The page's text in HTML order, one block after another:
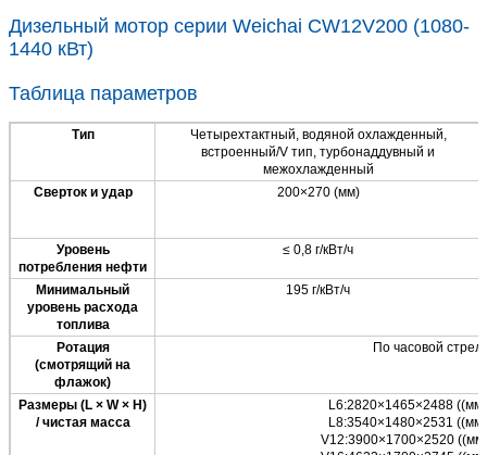
Дизельный мотор серии Weichai CW12V200 (1080-
1440 кВт)
Таблица параметров
Тип
Четырехтактный, водяной охлажденный,
встроенный/V тип, турбонаддувный и
межохлажденный
Сверток и удар
200×270 (мм)
Уровень
потребления нефти
≤ 0,8 г/кВт/ч
Минимальный
уровень расхода
топлива
195 г/кВт/ч
Ротация
(смотрящий на
флажок)
По часовой
Размеры (L × W × H)
/ чистая масса
L6:2820×1465×2488 ((мм)
L8:3540×1480×2531 ((мм)
V12:3900×1700×2520 ((мм)